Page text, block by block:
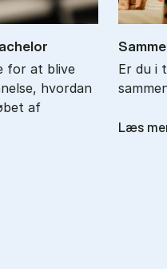
for at blive
hvordan
af
Er du i
Læs